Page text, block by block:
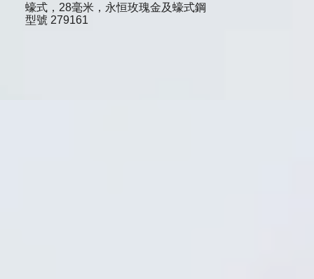
蠔式，28毫米，永恒玫瑰金及蠔式鋼
型號 279161